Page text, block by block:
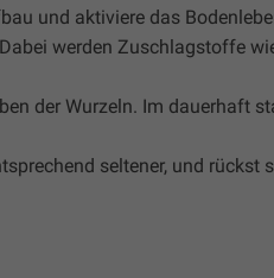
und aktiviere das
werden Zuschlagstoffe
der Wurzeln. Im dauerhaft
seltener, und rückst